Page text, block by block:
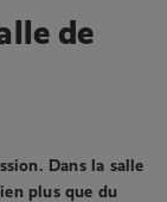
de
Dans la salle
plus que du